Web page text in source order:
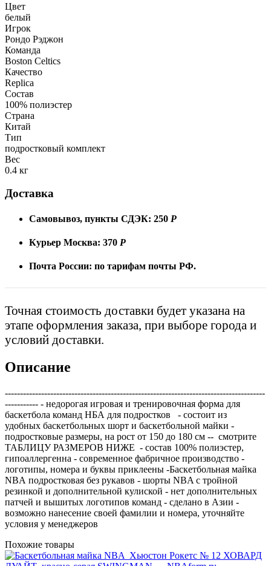
Цвет
белый
Игрок
Рондо Рэджон
Команда
Boston Celtics
Качество
Replica
Состав
100% полиэстер
Страна
Китай
Тип
подростковый комплект
Вес
0.4 кг
Доставка
Самовывоз, пункты СДЭК: 250 Р
Курьер Москва: 370 Р
Почта России: по тарифам почты РФ.
Точная стоимость доставки будет указана на
этапе оформления заказа, при выборе города и
условий доставки.
Описание
--------------------------------------------------------------------------------------
----------- - недорогая игровая и тренировочная форма для
баскетбола команд НБА для подростков - состоит из
удобных баскетбольныx шорт и баскетбольной майки -
подростковые размеры, на рост от 150 до 180 см -- смотрите
ТАБЛИЦУ РАЗМЕРОВ НИЖЕ - состав 100% полиэстер,
гипоаллергенна - современное фабричное производство -
логотипы, номера и буквы приклеены -Баскетбольная майка
NBA подростковая без рукавов - шорты NBA с тройной
резинкой и дополнительной кулиской - нет дополнительных
патчей и вышитых логотипов команд - сделано в Азии -
возможно нанесение своей фамилии и номера, уточняйте
условия у менеджеров
Похожие товары